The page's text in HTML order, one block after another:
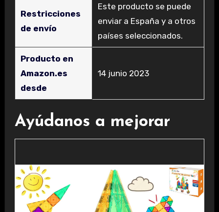
Restricciones
de envío
Este producto se puede
enviar a España y a otros
países seleccionados.
Producto en
Amazon.es
desde
14 junio 2023
Ayúdanos a mejorar